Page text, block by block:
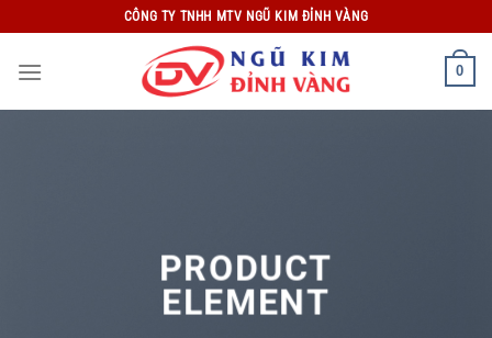
qua
nội
CÔNG TY TNHH MTV NGŨ KIM ĐỈNH VÀNG
0
PRODUCT
ELEMENT